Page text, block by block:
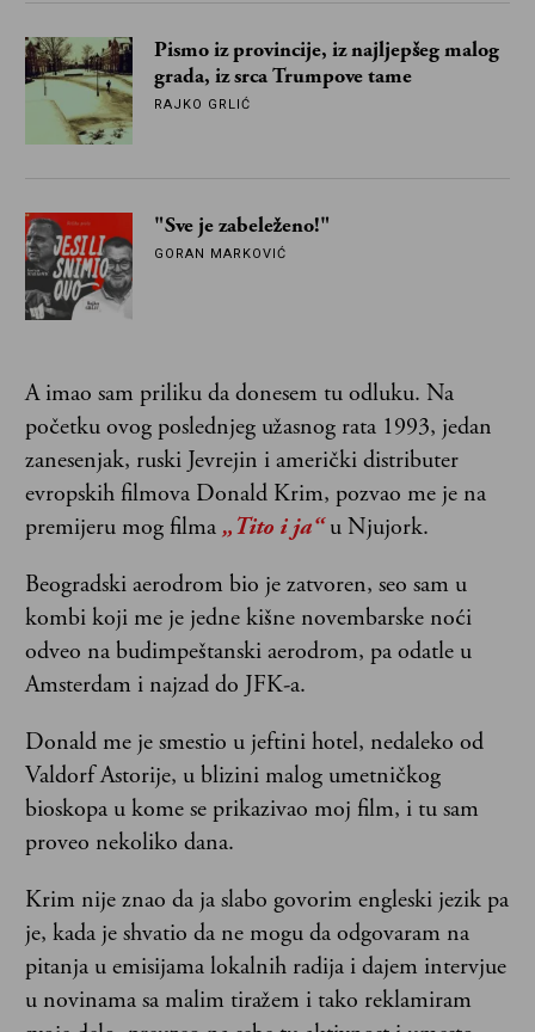
Pismo iz provincije, iz najljepšeg malog
grada, iz srca Trumpove tame
RAJKO GRLIĆ
"Sve je zabeleženo!"
GORAN MARKOVIĆ
A imao sam priliku da donesem tu odluku. Na
početku ovog poslednjeg užasnog rata 1993, jedan
zanesenjak, ruski Jevrejin i američki distributer
evropskih filmova Donald Krim, pozvao me je na
premijeru mog filma „Tito i ja“u Njujork.
Beogradski aerodrom bio je zatvoren, seo sam u
kombi koji me je jedne kišne novembarske noći
odveo na budimpeštanski aerodrom, pa odatle u
Amsterdam i najzad do JFK-a.
Donald me je smestio u jeftini hotel, nedaleko od
Valdorf Astorije, u blizini malog umetničkog
bioskopa u kome se prikazivao moj film, i tu sam
proveo nekoliko dana.
Krim nije znao da ja slabo govorim engleski jezik pa
je, kada je shvatio da ne mogu da odgovaram na
pitanja u emisijama lokalnih radija i dajem intervjue
u novinama sa malim tiražem i tako reklamiram